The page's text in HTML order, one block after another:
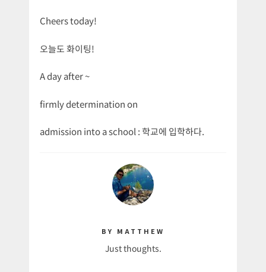
Cheers today!
오늘도 화이팅!
A day after ~
firmly determination on
admission into a school : 학교에 입학하다.
BY MATTHEW
Just thoughts.